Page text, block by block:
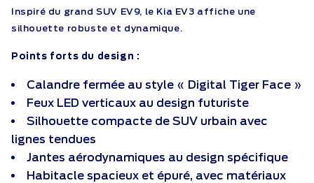
Inspiré du grand SUV EV9, le Kia EV3 affiche une
silhouette robuste et dynamique.
Points forts du design :
Calandre fermée au style « Digital Tiger Face »
Feux LED verticaux au design futuriste
Silhouette compacte de SUV urbain avec
lignes tendues
Jantes aérodynamiques au design spécifique
Habitacle spacieux et épuré, avec matériaux